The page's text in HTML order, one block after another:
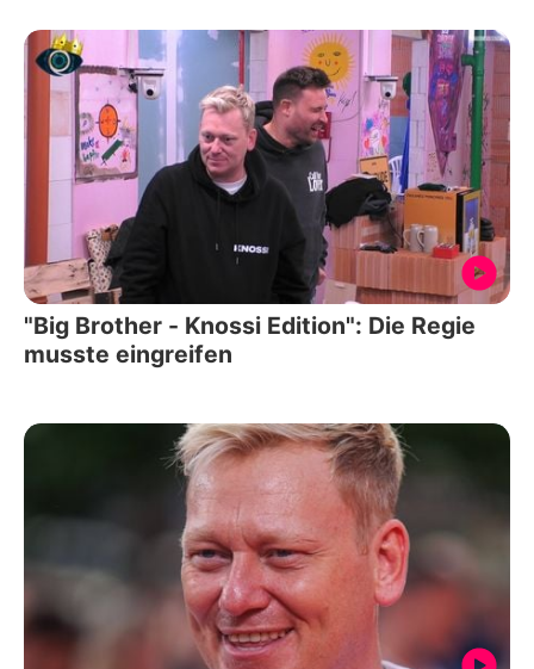
"Big Brother - Knossi Edition": Die Regie
musste eingreifen